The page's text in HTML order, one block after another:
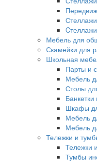
Мебель для
Скамейки для
Школьная
Парты и
Мебель
Столы
Шкафы
Мебель
Мебель
Тележки и
Тележки
Тумбы